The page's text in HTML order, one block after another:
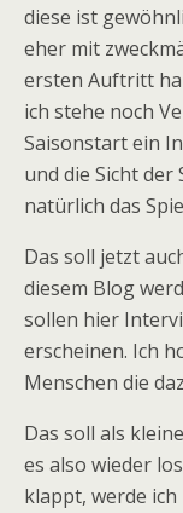
diese ist
eher mit
ersten Auftritt
ich stehe noch
Saisonstart ein
und die Sicht der
natürlich das
Das soll jetzt
diesem Blog
sollen hier
erscheinen. Ich
Menschen die
Das soll als
es also wieder
klappt, werde